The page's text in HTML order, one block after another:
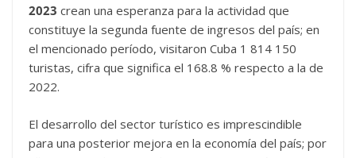
2023 crean una esperanza para la actividad que
constituye la segunda fuente de ingresos del país; en
el mencionado período, visitaron Cuba 1 814 150
turistas, cifra que significa el 168.8 % respecto a la de
2022.
El desarrollo del sector turístico es imprescindible
para una posterior mejora en la economía del país; por